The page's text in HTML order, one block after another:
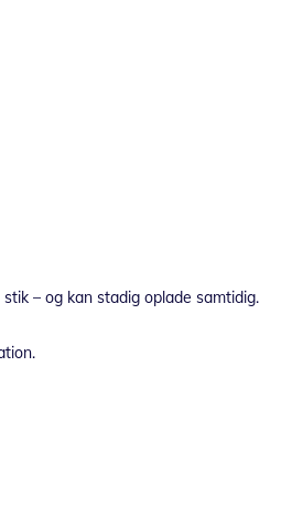
– og kan stadig oplade samtidig.